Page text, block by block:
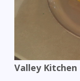
Valley Kitchen